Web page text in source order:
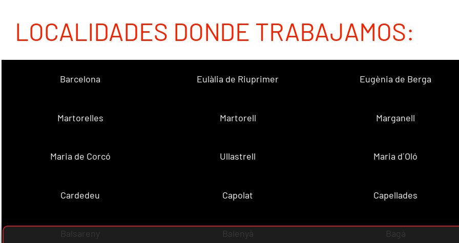
LOCALIDADES DONDE TRABAJAMOS:
Barcelona Eulàlia de Riuprimer Eugènia de Berga
Martorelles Martorell Marganell
Maria de Corcó Ullastrell Maria d´Oló
Cardedeu Capolat Capellades
Balsareny Balenyà Bagà